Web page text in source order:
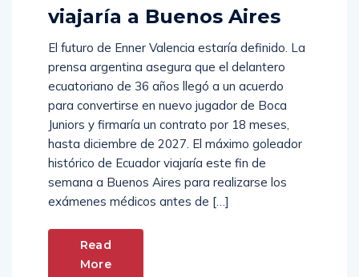
viajaría a Buenos Aires
El futuro de Enner Valencia estaría definido. La
prensa argentina asegura que el delantero
ecuatoriano de 36 años llegó a un acuerdo
para convertirse en nuevo jugador de Boca
Juniors y firmaría un contrato por 18 meses,
hasta diciembre de 2027. El máximo goleador
histórico de Ecuador viajaría este fin de
semana a Buenos Aires para realizarse los
exámenes médicos antes de […]
Read
More